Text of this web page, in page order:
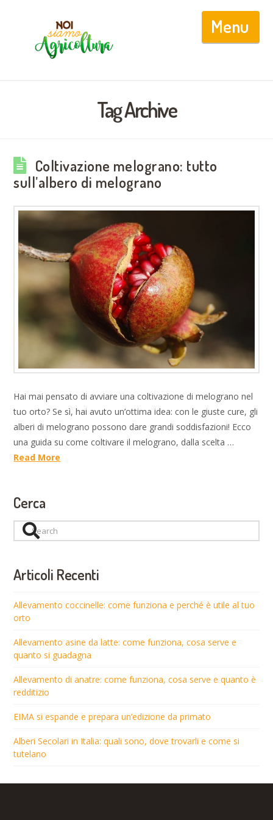
Tag Archive
Coltivazione melograno: tutto
sull’albero di melograno
Hai mai pensato di avviare una coltivazione di melograno nel
tuo orto? Se sì, hai avuto un’ottima idea: con le giuste cure, gli
alberi di melograno possono dare grandi soddisfazioni! Ecco
una guida su come coltivare il melograno, dalla scelta …
Read More
Cerca
Search
Articoli Recenti
Allevamento coccinelle: come funziona e perché è utile al tuo
orto
Allevamento asine da latte: come funziona, cosa serve e
quanto si guadagna
Allevamento di anatre: come funziona, cosa serve e quanto è
redditizio
EIMA si espande e prepara un’edizione da primato
Alberi Secolari in Italia: quali sono, dove trovarli e come si
tutelano